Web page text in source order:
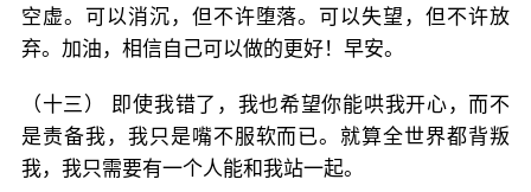
空虚。可以消沉，但不许堕落。可以失望，但不许放
弃。加油，相信自己可以做的更好！早安。
（十三） 即使我错了，我也希望你能哄我开心，而不
是责备我，我只是嘴不服软而已。就算全世界都背叛
我，我只需要有一个人能和我站一起。